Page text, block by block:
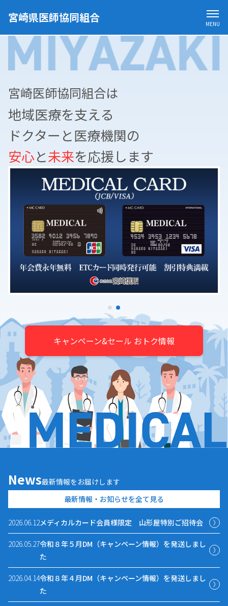
宮崎県医師協同組合 MENU
宮崎医師協同組合は
地域医療を支える
ドクターと医療機関の
安心と未来を応援します
キャンペーン&セール おトク情報
News最新情報をお届けします
最新情報・お知らせを全て見る
2026.06.12メディカルカード会員様限定 山形屋特別ご招待会
2026.05.27令和８年５月DM（キャンペーン情報）を発送しまし
た
2026.04.14令和８年４月DM（キャンペーン情報）を発送しまし
た